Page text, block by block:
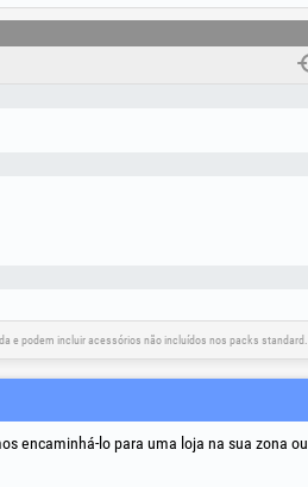
e podem incluir acessórios não incluídos nos packs standard.
encaminhá-lo para uma loja na sua zona ou